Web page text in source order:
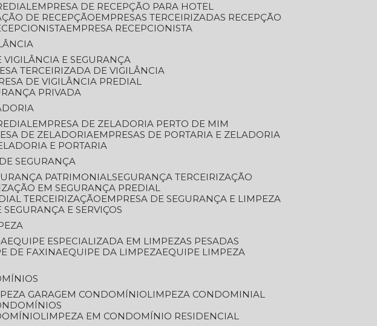
EMPRESA DE RECEPÇÃO PARA HOTEL
DE RECEPÇÃO
EMPRESAS TERCEIRIZADAS RECEPÇÃO
EMPRESA RECEPCIONISTA
VIGILÂNCIA E SEGURANÇA
TERCEIRIZADA DE VIGILÂNCIA
DE VIGILÂNCIA PREDIAL
PRIVADA
EMPRESA DE ZELADORIA PERTO DE MIM
DE ZELADORIA
EMPRESAS DE PORTARIA E ZELADORIA
E PORTARIA
SEGURANÇA
PATRIMONIAL SEGURANÇA TERCEIRIZAÇÃO
EM SEGURANÇA PREDIAL
TERCEIRIZAÇÃO
EMPRESA DE SEGURANÇA E LIMPEZA
SEGURANÇA E SERVIÇOS
EQUIPE ESPECIALIZADA EM LIMPEZAS PESADAS
DE FAXINA EQUIPE DA LIMPEZA EQUIPE LIMPEZA
GARAGEM CONDOMÍNIO
LIMPEZA CONDOMINIAL
LIMPEZA EM CONDOMÍNIO RESIDENCIAL